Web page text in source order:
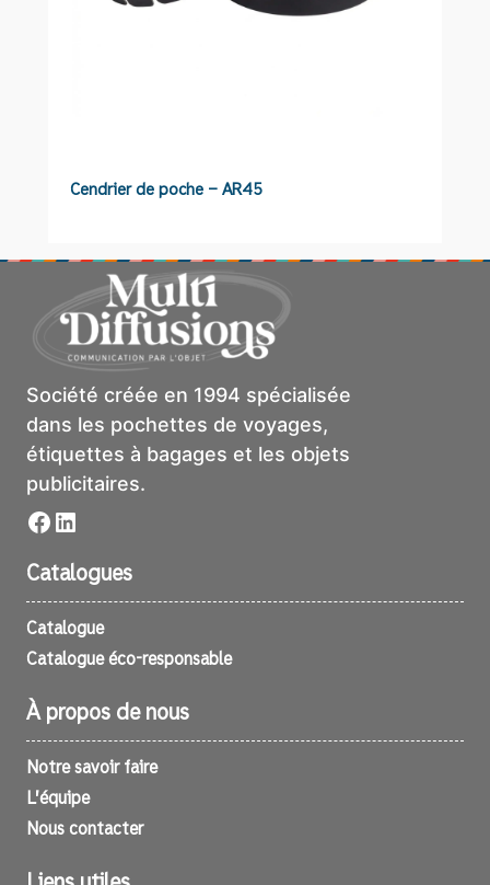
Cendrier de poche – AR45
Société créée en 1994 spécialisée
dans les pochettes de voyages,
étiquettes à bagages et les objets
publicitaires.
Facebook
LinkedIn
Catalogues
Catalogue
Catalogue éco-responsable
À propos de nous
Notre savoir faire
L’équipe
Nous contacter